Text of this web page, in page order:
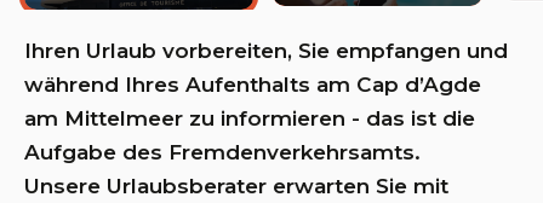
Ihren Urlaub vorbereiten, Sie empfangen und
während Ihres Aufenthalts am Cap d’Agde
am Mittelmeer zu informieren - das ist die
Aufgabe des Fremdenverkehrsamts.
Unsere Urlaubsberater erwarten Sie mit